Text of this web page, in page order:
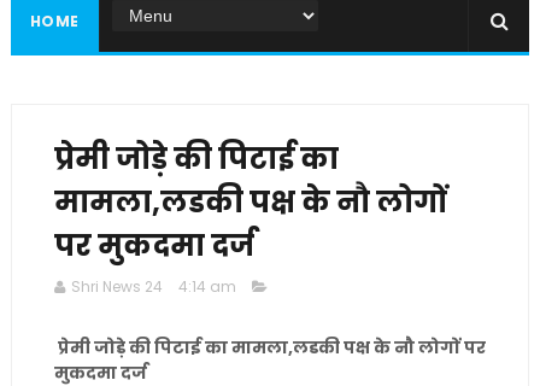
HOME
प्रेमी जोड़े की पिटाई का
मामला,लडकी पक्ष के नौ लोगों
पर मुकदमा दर्ज
Shri News 24 4:14 am
प्रेमी जोड़े की पिटाई का मामला,लडकी पक्ष के नौ लोगों पर
मुकदमा दर्ज